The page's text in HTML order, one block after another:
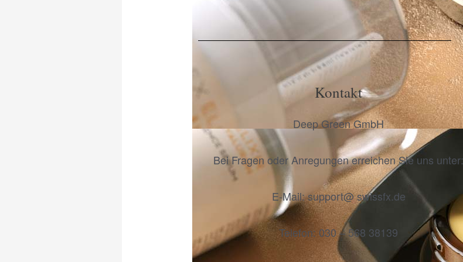
Kontakt
Deep Green GmbH
Bei Fragen oder Anregungen erreichen Sie uns unter:
E-Mail: support@ swissfx.de
Telefon: 030 – 568 38139